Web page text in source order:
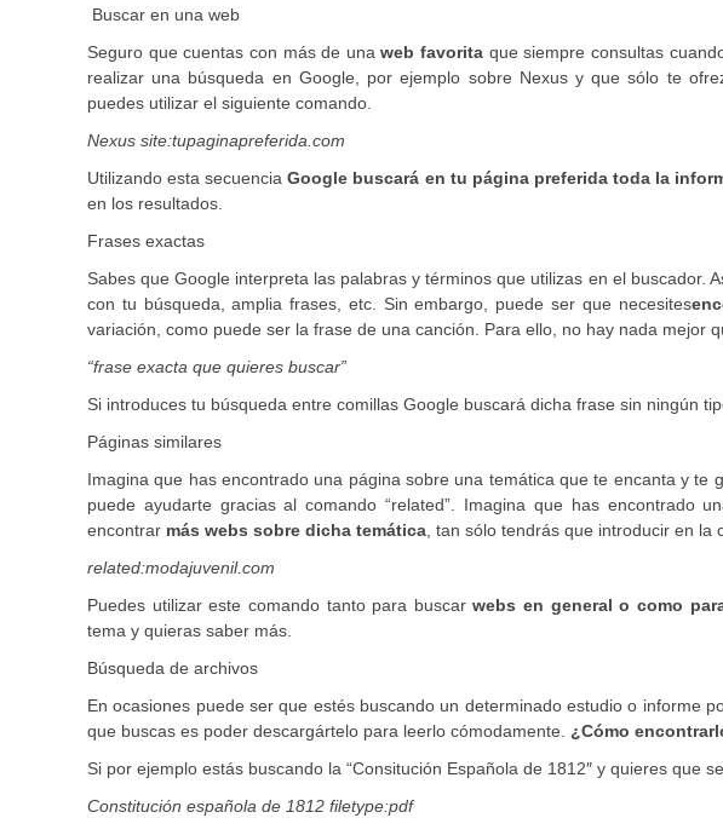
Buscar en una web
Seguro que cuentas con más de unaweb favorita que siempre consultas
realizar una búsqueda en Google, por ejemplo sobre Nexus y que sólo te
puedes utilizar el siguiente comando.
Nexus site:tupaginapreferida.com
Utilizando esta secuenciaGoogle buscará en tu página preferida toda la
en los resultados.
Frases exactas
Sabes que Google interpreta las palabras y términos que utilizas en el buscador.
con tu búsqueda, amplia frases, etc. Sin embargo, puede ser que necesites
variación, como puede ser la frase de una canción. Para ello, no hay nada mejor
“frase exacta que quieres buscar”
Si introduces tu búsqueda entre comillas Google buscará dicha frase sin ningún
Páginas similares
Imagina que has encontrado una página sobre una temática que te encanta y te
puede ayudarte gracias al comando “related”. Imagina que has encontrado
encontrar más webs sobre dicha temática, tan sólo tendrás que introducir en la
related:modajuvenil.com
Puedes utilizar este comando tanto para buscarwebs en general o como
tema y quieras saber más.
Búsqueda de archivos
En ocasiones puede ser que estés buscando un determinado estudio o informe
que buscas es poder descargártelo para leerlo cómodamente. ¿Cómo
Si por ejemplo estás buscando la “Consitución Española de 1812″ y quieres que
Constitución española de 1812 filetype:pdf